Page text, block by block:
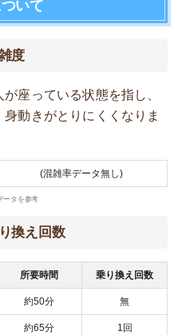
いて
度
座っている状態を指し、
動きがとりにくくなりま
(混雑率データ無し)
ータを参考
換え回数
所要時間 乗り換え回数
約50分 無
約65分 1回